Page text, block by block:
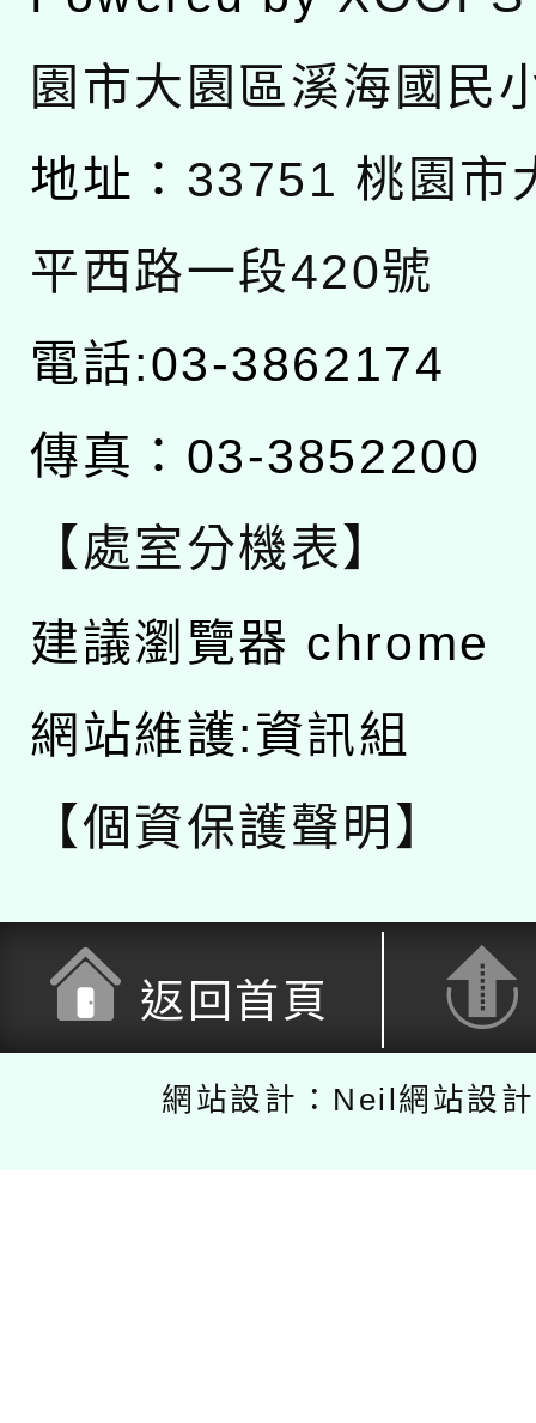
園市大園區溪海國民
地址： 33751 桃園市
平西路一段420號
電話:03-3862174
傳真：03-3852200
【處室分機表】
建議瀏覽器 chrome
網站維護:資訊組
【個資保護聲明】
返回首頁
網站設計：Neil網站設